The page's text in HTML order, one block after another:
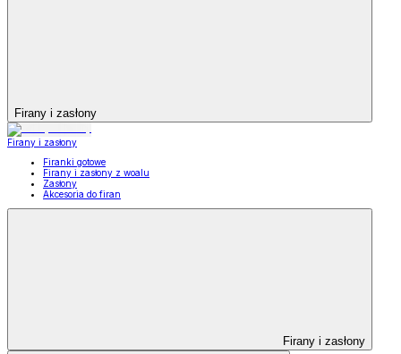
Firany i zasłony
Firany i zasłony
Firanki gotowe
Firany i zasłony z woalu
Zasłony
Akcesoria do firan
Firany i zasłony